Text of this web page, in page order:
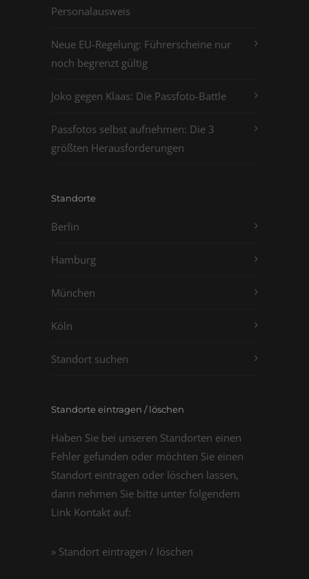
Personalausweis
Neue EU-Regelung: Führerscheine nur
noch begrenzt gültig
Joko gegen Klaas: Die Passfoto-Battle
Passfotos selbst aufnehmen: Die 3
größten Herausforderungen
Standorte
Berlin
Hamburg
München
Köln
Standort suchen
Standorte eintragen / löschen
Haben Sie bei unseren Standorten einen
Fehler gefunden oder möchten Sie einen
Standort eintragen oder löschen lassen,
dann nehmen Sie bitte unter folgendem
Link Kontakt auf:
» Standort eintragen / löschen